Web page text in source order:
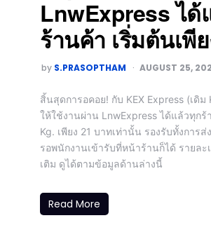
LnwExpress ได้
ร้านค้า เริ่มต้นเพี
by S.PRASOPTHAM AUGUST 25,
สิ้นสุดการอคอย! กับ KEX Express (เดิม
ให้ใช้งานผ่าน LnwExpress ได้แล้วทุกร้
Kg. เพียง 21 บาทเท่านั้น รองรับทั้งการ
รอพนักงานเข้ารับที่หน้าร้านก็ได้ รายละ
เติม ดูได้ตามข้อมูลด้านล่างนี้
Read More